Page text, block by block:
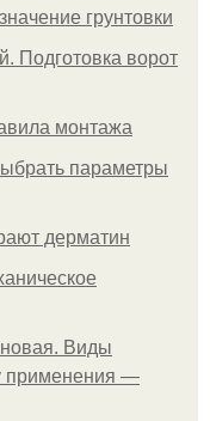
грунтовки
Подготовка ворот
монтажа
параметры
дерматин
Виды
применения —